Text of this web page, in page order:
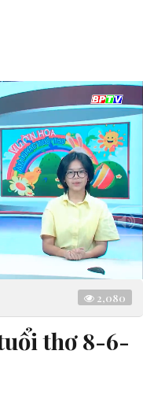
2,080
thơ 8-6-